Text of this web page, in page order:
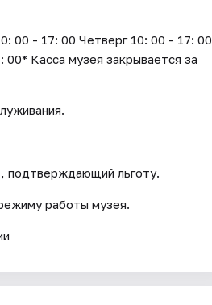
00 - 17: 00 Четверг 10: 00 - 17: 00
Касса музея закрывается за
подтверждающий льготу.
работы музея.